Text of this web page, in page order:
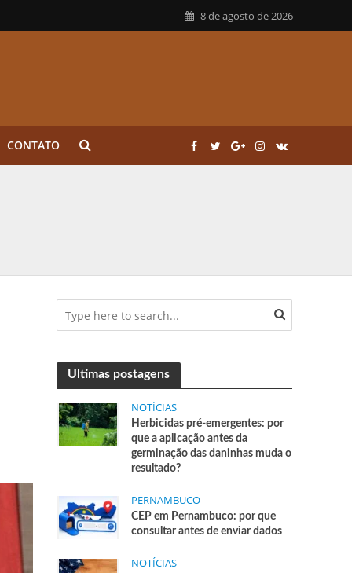
8 de agosto de 2026
CONTATO
Ultimas postagens
NOTÍCIAS
Herbicidas pré-emergentes: por
que a aplicação antes da
germinação das daninhas muda o
resultado?
PERNAMBUCO
CEP em Pernambuco: por que
consultar antes de enviar dados
NOTÍCIAS